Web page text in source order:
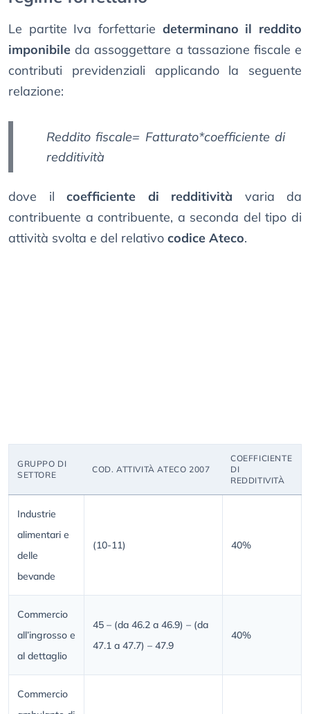
Le partite Iva forfettarie determinano il reddito
imponibile da assoggettare a tassazione fiscale e
contributi previdenziali applicando la seguente
relazione:
Reddito fiscale= Fatturato*coefficiente di
redditività
dove il coefficiente di redditività varia da
contribuente a contribuente, a seconda del tipo di
attività svolta e del relativo codice Ateco.
GRUPPO DI
SETTORE
COD. ATTIVITÀ ATECO 2007
COEFFICIENTE
DI
REDDITIVITÀ
Industrie
alimentari e
delle
bevande
(10-11) 40%
Commercio
all’ingrosso e
al dettaglio
45 – (da 46.2 a 46.9) – (da
47.1 a 47.7) – 47.9
40%
Commercio